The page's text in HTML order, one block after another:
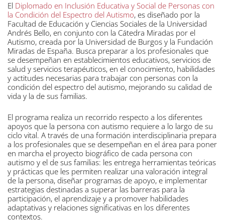
El Diplomado en Inclusión Educativa y Social de Personas con
la Condición del Espectro del Autismo, es diseñado por la
Facultad de Educación y Ciencias Sociales de la Universidad
Andrés Bello, en conjunto con la Cátedra Miradas por el
Autismo, creada por la Universidad de Burgos y la Fundación
Miradas de España. Busca preparar a los profesionales que
se desempeñan en establecimientos educativos, servicios de
salud y servicios terapéuticos, en el conocimiento, habilidades
y actitudes necesarias para trabajar con personas con la
condición del espectro del autismo, mejorando su calidad de
vida y la de sus familias.
El programa realiza un recorrido respecto a los diferentes
apoyos que la persona con autismo requiere a lo largo de su
ciclo vital. A través de una formación interdisciplinaria prepara
a los profesionales que se desempeñan en el área para poner
en marcha el proyecto biográfico de cada persona con
autismo y el de sus familias: les entrega herramientas teóricas
y prácticas que les permiten realizar una valoración integral
de la persona, diseñar programas de apoyo, e implementar
estrategias destinadas a superar las barreras para la
participación, el aprendizaje y a promover habilidades
adaptativas y relaciones significativas en los diferentes
contextos.